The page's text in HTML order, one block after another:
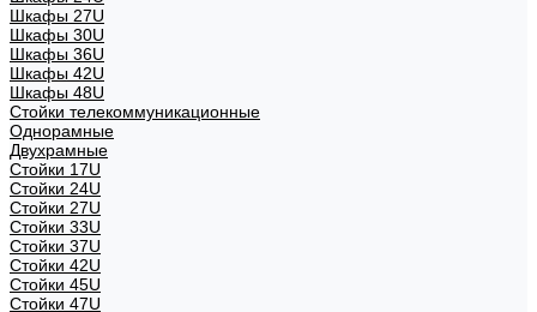
Шкафы 27U
Шкафы 30U
Шкафы 36U
Шкафы 42U
Шкафы 48U
Стойки телекоммуникационные
Однорамные
Двухрамные
Стойки 17U
Стойки 24U
Стойки 27U
Стойки 33U
Стойки 37U
Стойки 42U
Стойки 45U
Стойки 47U